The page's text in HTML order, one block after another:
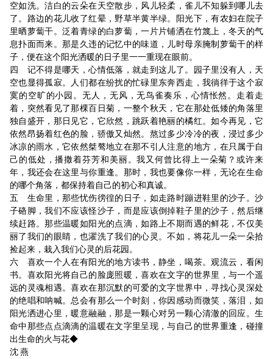
空如洗。洁白的云朵在天空散步，风儿轻柔，雀儿不知躲到哪儿去
了。路边的花儿收了红晕，野草半黄半绿。阳光下，有农妇在院子
里晒萝蔔干。泛着青绿的白萝蔔，一片片铺洒在竹篾上，冬天的气
息扑面而来。那是久违的记忆中的味道，儿时母亲腌制萝蔔干的样
子，便在这个阳光洒暖的日子里一一重现在眼前。
四 记不得是哪天，心情低落，就走到这儿了。园子里没有人，天
空也显得孤寂。人们都在纷扰的忙碌里东奔西走，我徜徉于这个寂
寞的空旷的小园。无人，无风，无鸟雀奏乐，心情怅然。走着走
着，突然看见了那棵百日菊，一整个秋天，它在那处低矮的角落里
独自盛开，那日见它，它欣然，跳跃着艳丽的橘红。如今再见，它
依然昂扬着红色的脸，骄傲又灿然。熬过多少冷冷的夜，浸过多少
冰凉的雨水，它依然桀骜地立在那不引人注意的地方，在只属于自
己的低处，播撒着芬芳和美丽。我又何曾比得上一朵菊？或许来
年，我还会在这里与你重逢。那时，我也要像你一样，无论在生命
的哪个角落，都保持着自己的初心和真诚。
五 生命里，那些忧伤徬徨的日子，如走路时蹦进鞋里的沙子。沙
子硌脚，我们不应该怪沙子，而是应该倒掉鞋子里的沙子，然后继
续赶路。那些温暖如阳光的点滴，如路上不期而遇的鲜花，不仅美
丽了我们的眼睛，也濯洗了我们的心灵。不如，将花儿一朵一朵拾
捡起来，栽入我们心灵的后花园。
六 喜欢一个人在有阳光的地方读书，静坐，喝茶。观流云，看闲
书。喜欢阳光将自己的脸庞照暖，喜欢在文字的世界里，与一个遥
远的灵魂相遇。喜欢在那沉默的可爱的文字世界中，寻找心灵深处
的绝唱和呐喊。总会有那么一个时刻，你因感动而微笑，落泪，如
阳光洒进心里，暖意融融，那是一颗心对另一颗心清澈的回应。生
命中那些点点滴滴的温暖在文字里呈现，与自己的世界重逢，碰撞
出生命的火与花◆
沈 燕